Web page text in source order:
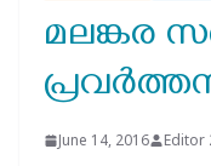
മലങ്കര
June 14, 2016 Editor